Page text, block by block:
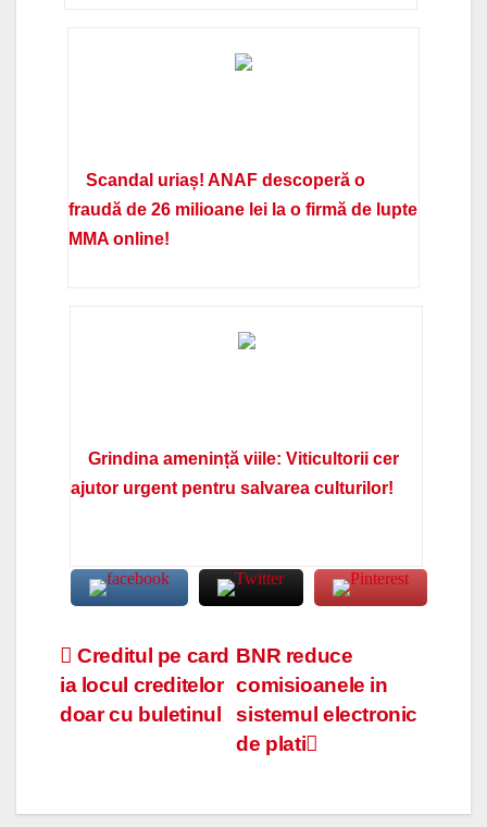
Scandal uriaș! ANAF descoperă o
fraudă de 26 milioane lei la o firmă de lupte
MMA online!
Grindina amenință viile: Viticultorii cer
ajutor urgent pentru salvarea culturilor!
Navigare
în
BNR reduce
comisioanele in
sistemul electronic
de plati
Creditul pe card
ia locul creditelor
doar cu buletinul